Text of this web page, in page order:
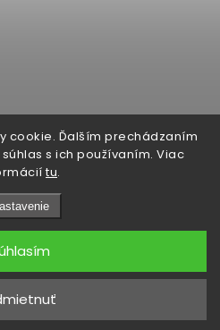
cookie. Ďalším prechádzaním
s ich používaním. Viac
tu.
. Všetky práva vyhradené.
a nakódoval